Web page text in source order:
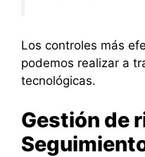
Los controles más
podemos realizar a
tecnológicas.
Gestión de